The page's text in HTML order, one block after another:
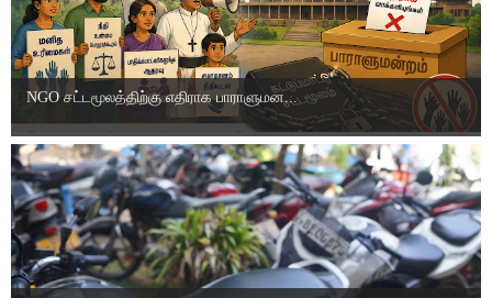
NGO சட்டமூலத்திற்கு எதிராக பாராளுமன...